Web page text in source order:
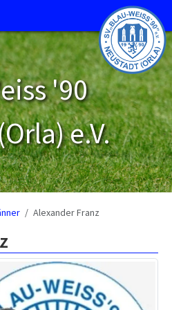
'90
e.V.
Alexander Franz